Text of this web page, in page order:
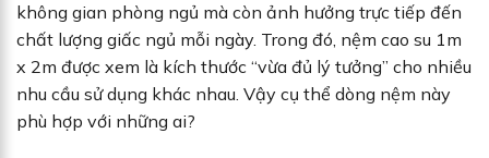
không gian phòng ngủ mà còn ảnh hưởng trực tiếp đến
chất lượng giấc ngủ mỗi ngày. Trong đó, nệm cao su 1m
x 2m được xem là kích thước “vừa đủ lý tưởng” cho nhiều
nhu cầu sử dụng khác nhau. Vậy cụ thể dòng nệm này
phù hợp với những ai?